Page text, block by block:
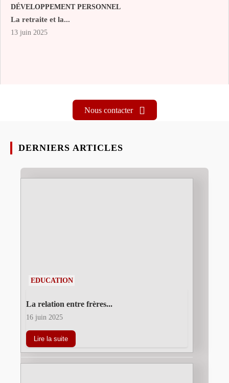
DÉVELOPPEMENT PERSONNEL
La retraite et la...
13 juin 2025
Nous contacter
DERNIERS ARTICLES
EDUCATION
La relation entre frères...
16 juin 2025
Lire la suite